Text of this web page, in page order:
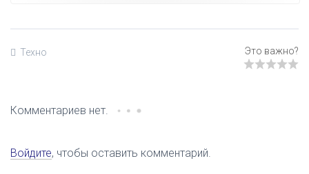
Техно
Комментариев нет.
Войдите, чтобы оставить комментарий.